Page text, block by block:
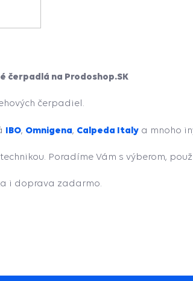
čerpadlá na Prodoshop.SK
čerpadiel.
IBO, Omnigena, Calpeda Italy a mnoho
Poradíme Vám s výberom,
i doprava zadarmo.